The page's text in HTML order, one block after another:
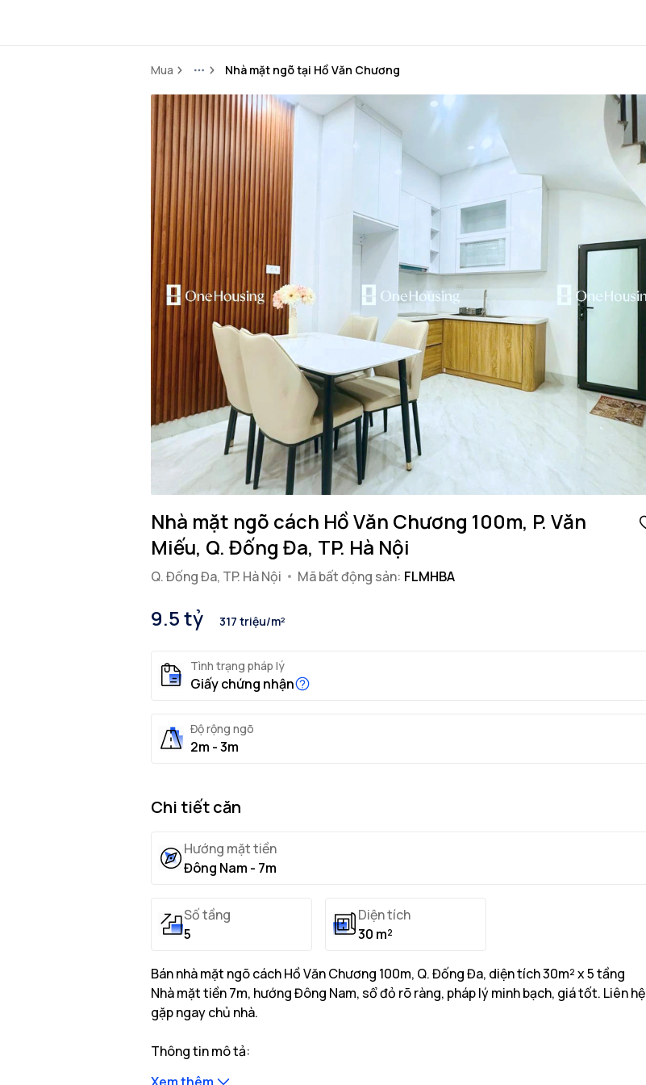
Mua MoreNhà mặt ngõ tại Hồ Văn Chương
Nhà mặt ngõ cách Hồ Văn Chương 100m, P. Văn
Miếu, Q. Đống Đa, TP. Hà Nội
Q. Đống Đa, TP. Hà Nội Mã bất động sản: FLMHBA
9.5 tỷ 317 triệu/m²
Tình trạng pháp lý
Giấy chứng nhận
Độ rộng ngõ
2m - 3m
Chi tiết căn
Hướng mặt tiền
Đông Nam - 7m
Số tầng
5
Diện tích
30 m²
Bán nhà mặt ngõ cách Hồ Văn Chương 100m, Q. Đống Đa, diện tích 30m² x 5 tầng
Nhà mặt tiền 7m, hướng Đông Nam, sổ đỏ rõ ràng, pháp lý minh bạch, giá tốt. Liên hệ
gặp ngay chủ nhà.
Thông tin mô tả: